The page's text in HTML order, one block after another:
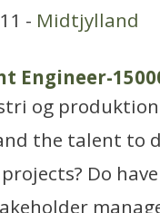
- Midtjylland
Engineer-
og produktion
the talent to
Do